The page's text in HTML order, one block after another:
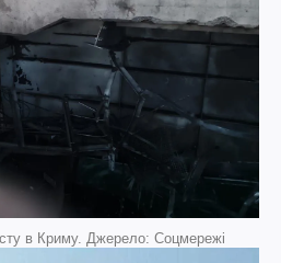
в Криму. Джерело: Соцмережі